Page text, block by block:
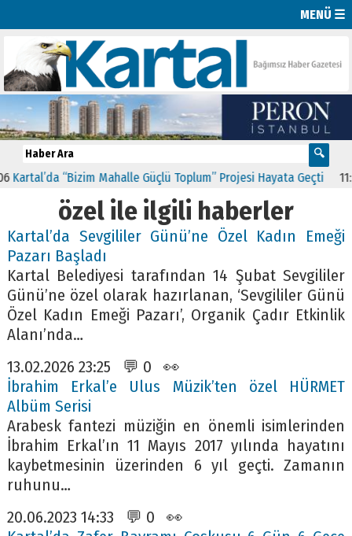
MENÜ ☰
“Bizim Mahalle Güçlü Toplum” Projesi Hayata Geçti 11:41
özel ile ilgili haberler
Kartal’da Sevgililer Günü’ne Özel Kadın Emeği
Pazarı Başladı
Kartal Belediyesi tarafından 14 Şubat Sevgililer
Günü’ne özel olarak hazırlanan, ‘Sevgililer Günü
Özel Kadın Emeği Pazarı’, Organik Çadır Etkinlik
Alanı’nda…
13.02.2026 23:25 💬 0 👀
İbrahim Erkal’e Ulus Müzik’ten özel HÜRMET
Albüm Serisi
Arabesk fantezi müziğin en önemli isimlerinden
İbrahim Erkal’ın 11 Mayıs 2017 yılında hayatını
kaybetmesinin üzerinden 6 yıl geçti. Zamanın
ruhunu…
20.06.2023 14:33 💬 0 👀